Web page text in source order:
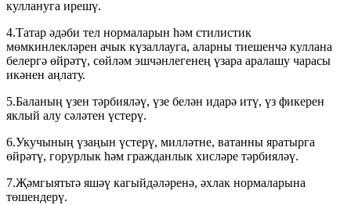
куллануга ирешү.
4.Татар әдәби тел нормаларын һәм стилистик
мөмкинлекләрен ачык күзаллауга, аларны тиешенчә куллана
белергә өйрәтү, сөйләм эшчәнлегенең үзара аралашу чарасы
икәнен аңлату.
5.Баланың үзен тәрбияләү, үзе белән идарә итү, үз фикерен
яклый алу сәләтен үстерү.
6.Укучының үзаңын үстерү, милләтне, ватанны яратырга
өйрәтү, горурлык һәм гражданлык хисләре тәрбияләү.
7.Җәмгыятьтә яшәү кагыйдәләренә, әхлак нормаларына
төшендерү.